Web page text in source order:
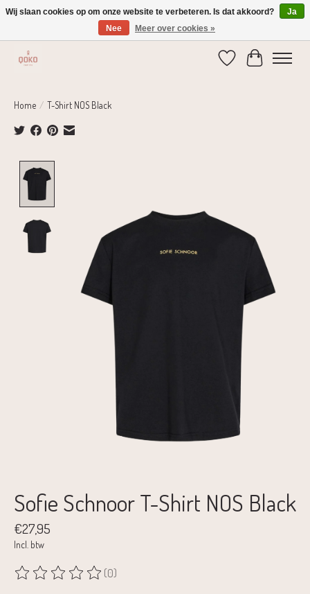
Verzending 1-2 dagen | Gratis verzending vanaf € 75,-
Verlanglijst
Home / T-Shirt NOS Black
Sofie Schnoor T-Shirt NOS Black
€27,95
Incl. btw
De beoordeling van dit product is
(0)
Wij slaan cookies op om onze website te verbeteren. Is dat akkoord?
Ja
Nee
Meer over cookies »